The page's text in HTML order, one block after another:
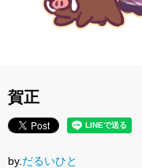
賀正
by. だるいひと